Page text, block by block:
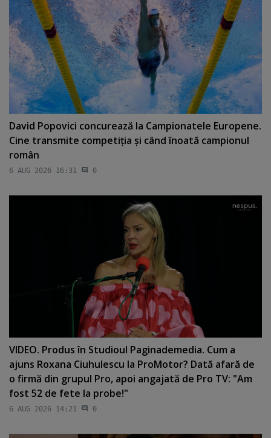
David Popovici concurează la Campionatele Europene.
Cine transmite competiţia şi când înoată campionul
român
6 AUG 2026 16:31 0
VIDEO. Produs în Studioul Paginademedia. Cum a
ajuns Roxana Ciuhulescu la ProMotor? Dată afară de
o firmă din grupul Pro, apoi angajată de Pro TV: "Am
fost 52 de fete la probe!"
6 AUG 2026 14:21 0